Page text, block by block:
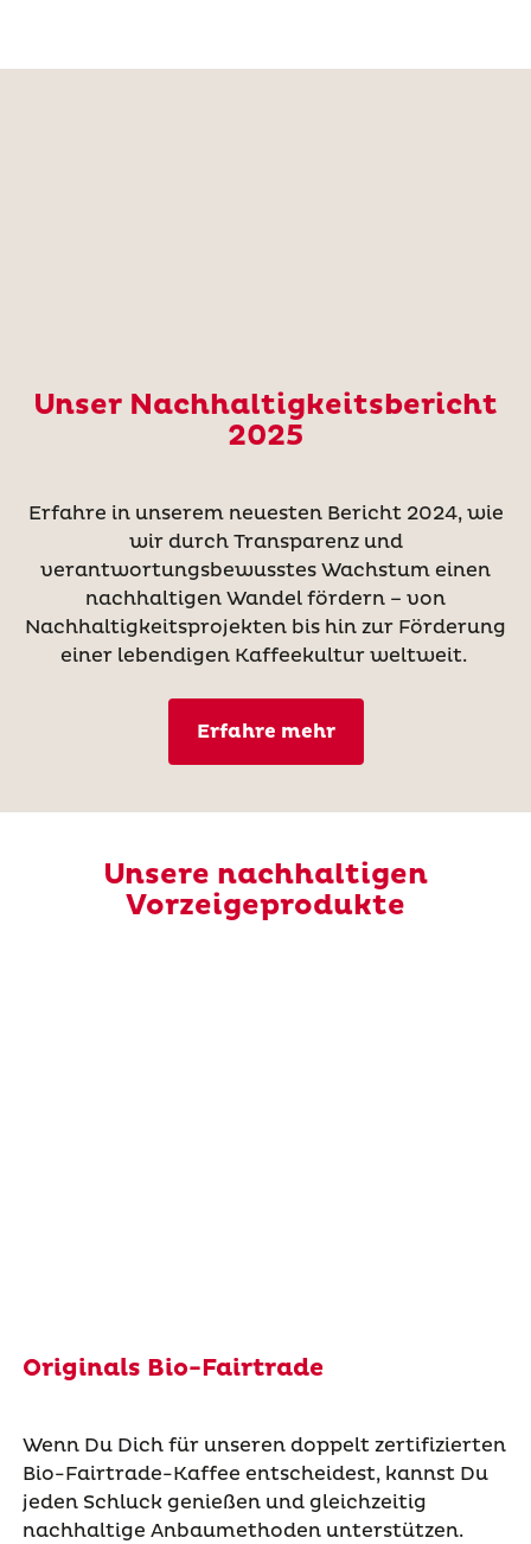
Unser Nachhaltigkeitsbericht
2025
Erfahre in unserem neuesten Bericht 2024, wie
wir durch Transparenz und
verantwortungsbewusstes Wachstum einen
nachhaltigen Wandel fördern – von
Nachhaltigkeitsprojekten bis hin zur Förderung
einer lebendigen Kaffeekultur weltweit.
Erfahre mehr
Unsere nachhaltigen
Vorzeigeprodukte
Originals Bio-Fairtrade
Wenn Du Dich für unseren doppelt zertifizierten
Bio-Fairtrade-Kaffee entscheidest, kannst Du
jeden Schluck genießen und gleichzeitig
nachhaltige Anbaumethoden unterstützen.